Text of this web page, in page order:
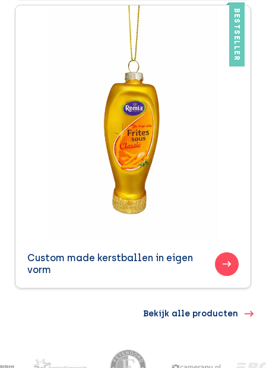
BESTSELLER
Custom made kerstballen in eigen
vorm
Bekijk alle producten